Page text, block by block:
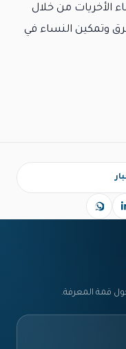
الأخريات من خلال
وتمكين النساء في
قمة المعرفة.